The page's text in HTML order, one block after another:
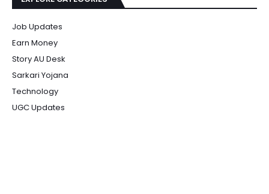
Job Updates
Earn Money
Story AU Desk
Sarkari Yojana
Technology
UGC Updates